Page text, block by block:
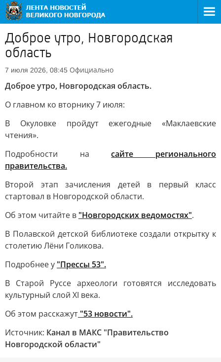
Доброе утро, Новгородская
область
7 июля 2026, 08:45 Официально
Доброе утро, Новгородская область.
О главном ко вторнику 7 июля:
В Окуловке пройдут ежегодные «Маклаевские
чтения».
Подробности насайте регионального
правительства.
Второй этап зачисления детей в первый класс
стартовал в Новгородской области.
Об этом читайте в "Новгородских ведомостях".
В Полавской детской библиотеке создали открытку к
столетию Лёни Голикова.
Подробнее у "Прессы 53".
В Старой Руссе археологи готовятся исследовать
культурный слой XI века.
Об этом расскажут "53 новости".
Источник: Канал в МАКС "Правительство
Новгородской области"